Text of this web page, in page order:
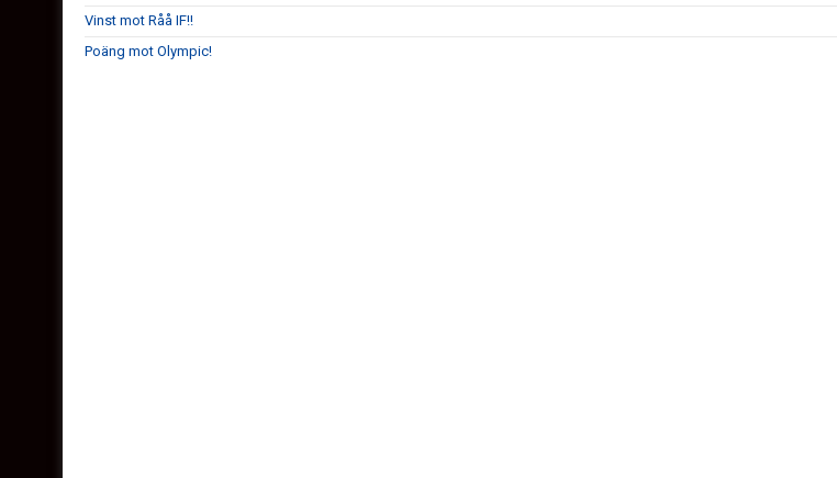
Vinst mot Råå IF!!
Poäng mot Olympic!